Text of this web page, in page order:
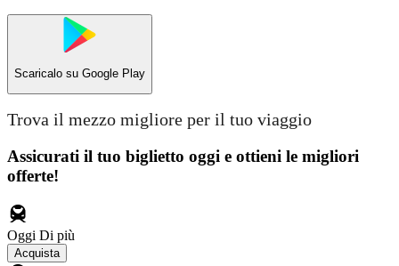
Scaricalo su Google Play
Trova il mezzo migliore per il tuo viaggio
Assicurati il ​​tuo biglietto oggi e ottieni le migliori
offerte!
Oggi Di più
Acquista